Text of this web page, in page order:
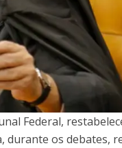
Federal,
durante os debates,